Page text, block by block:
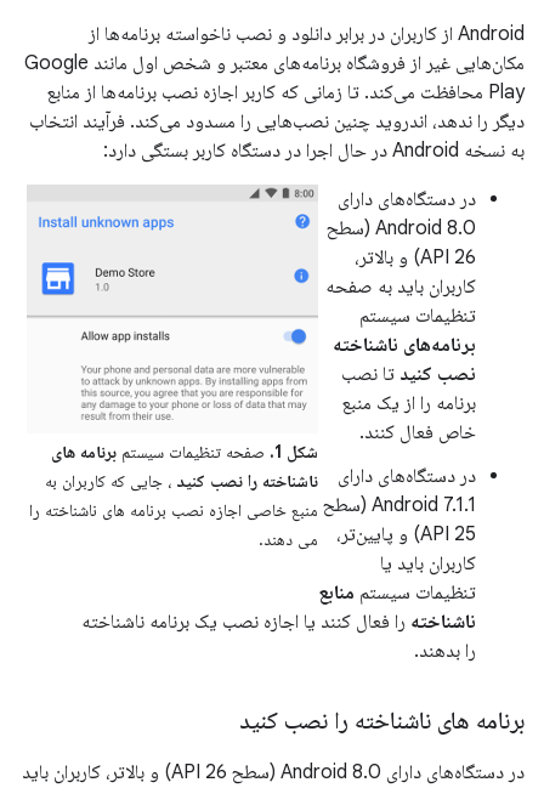
Android از کاربران در برابر دانلود و نصب ناخواسته برنامه‌ها از
مکان‌هایی غیر از فروشگاه برنامه‌های معتبر و شخص اول مانند Google
Play محافظت می‌کند. تا زمانی که کاربر اجازه نصب برنامه‌ها از منابع
دیگر را ندهد، اندروید چنین نصب‌هایی را مسدود می‌کند. فرآیند انتخاب
به نسخه Android در حال اجرا در دستگاه کاربر بستگی دارد:
شکل 1. صفحه تنظیمات سیستم برنامه های
ناشناخته را نصب کنید ، جایی که کاربران به
منبع خاصی اجازه نصب برنامه های ناشناخته را
می دهند.
در دستگاه‌های دارای
Android 8.0 (سطح
API 26) و بالاتر،
کاربران باید به صفحه
تنظیمات سیستم
برنامه‌های ناشناخته
نصب کنید تا نصب
برنامه را از یک منبع
خاص فعال کنند.
در دستگاه‌های دارای
Android 7.1.1 (سطح
API 25) و پایین‌تر،
کاربران باید یا
تنظیمات سیستم منابع
ناشناخته را فعال کنند یا اجازه نصب یک برنامه ناشناخته
را بدهند.
برنامه های ناشناخته را نصب کنید
در دستگاه‌های دارای Android 8.0 (سطح API 26) و بالاتر، کاربران باید